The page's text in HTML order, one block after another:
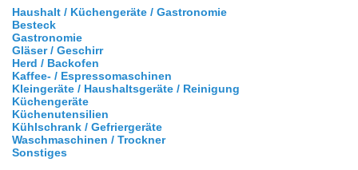
Haushalt / Küchengeräte / Gastronomie
Besteck
Gastronomie
Gläser / Geschirr
Herd / Backofen
Kaffee- / Espressomaschinen
Kleingeräte / Haushaltsgeräte / Reinigung
Küchengeräte
Küchenutensilien
Kühlschrank / Gefriergeräte
Waschmaschinen / Trockner
Sonstiges